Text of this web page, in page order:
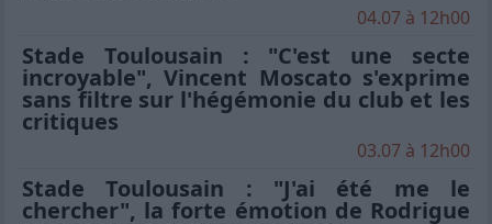
04.07 à 12h00
Stade Toulousain : "C'est une secte
incroyable", Vincent Moscato s'exprime
sans filtre sur l'hégémonie du club et les
critiques
03.07 à 12h00
Stade Toulousain : "J'ai été me le
chercher", la forte émotion de Rodrigue